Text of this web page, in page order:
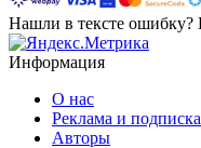
Нашли в тексте ошибку?
Информация
О нас
Реклама и подписка
Авторы